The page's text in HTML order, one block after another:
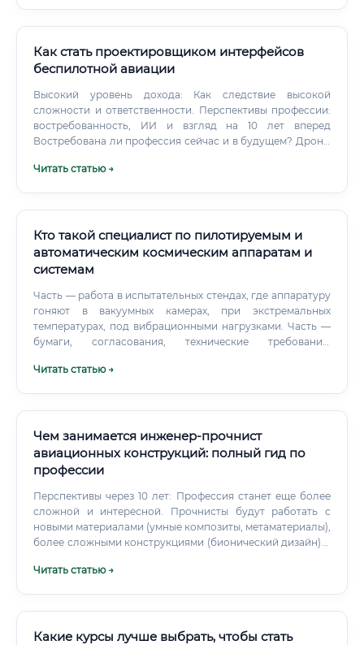
и организационно-документационных. Основные
функции: Разработка и согласование программ лётных
проведение испытательных полётов Участие в
предполётной подготовке и послеполётном анализе
Оценка характеристик устойчивости и управляемости
воздушного судна Проверка работоспособности
Формирование отчётной документации по результатам
в работе государственных комиссий по сертификации ⚠️
Важно понимать: специалист по лётным испытаниям
несёт персональную ответственность за достоверность
Как стать проектировщиком интерфейсов
беспилотной авиации
Высокий уровень дохода: Как следствие высокой
сложности и ответственности. Перспективы профессии:
востребованность, ИИ и взгляд на 10 лет вперед
Востребована ли профессия сейчас и в будущем? Дроны
строительство, безопасность, геодезию и десятки других
Читать статью →
Кто такой специалист по пилотируемым и
автоматическим космическим аппаратам и
системам
Часть — работа в испытательных стендах, где аппаратуру
гоняют в вакуумных камерах, при экстремальных
температурах, под вибрационными нагрузками. Часть —
бумаги, согласования, технические требования,
Проектирование конструкций — корпусов, ферм,
жизнеобеспечения — для пилотируемых аппаратов:
воздух, вода, давление, температура 🟢 Разработка
двигательных установок — реактивных двигателей,
ионных, химических 🟢 Программирование бортовых
систем — управляющего ПО, систем автономной
навигации 🟢 Испытания и верификация — наземные и
орбитальные тесты всех систем 🟢 Сопровождение
полётов — мониторинг телеметрии, оперативное
— обработка результатов с научных приборов,
Читать статью →
Чем занимается инженер-прочнист
авиационных конструкций: полный гид по
профессии
Перспективы через 10 лет: Профессия станет еще более
сложной и интересной. Прочнисты будут работать с
новыми материалами (умные композиты, метаматериалы),
более сложными конструкциями (бионический дизайн) и
задачи, которые сегодня кажутся невыполнимыми.
Читать статью →
Какие курсы лучше выбрать, чтобы стать